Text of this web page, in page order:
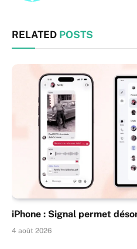
RELATED POSTS
iPhone : Signal permet
4 août 2026